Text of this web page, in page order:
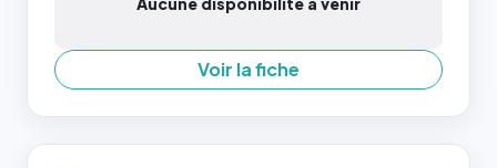
Voir la fiche